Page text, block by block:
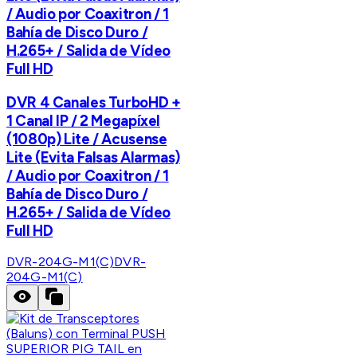
/ Audio por Coaxitron / 1
Bahía de Disco Duro /
H.265+ / Salida de Vídeo
Full HD
DVR 4 Canales TurboHD +
1 Canal IP / 2 Megapíxel
(1080p) Lite / Acusense
Lite (Evita Falsas Alarmas)
/ Audio por Coaxitron / 1
Bahía de Disco Duro /
H.265+ / Salida de Vídeo
Full HD
DVR-204G-M1(C)DVR-
204G-M1(C)